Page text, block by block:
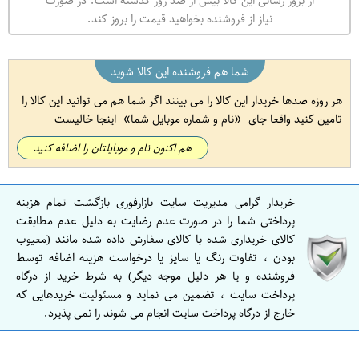
نیاز از فروشنده بخواهید قیمت را بروز کند.
شما هم فروشنده این کالا شوید
هر روزه صدها خریدار این کالا را می بینند اگر شما هم می توانید این کالا را
تامین کنید واقعا جای
نام و شماره موبایل شما اینجا خالیست
هم اکنون نام و موبایلتان را اضافه کنید
خریدار گرامی مدیریت سایت بازارفوری بازگشت تمام هزینه
پرداختی شما را در صورت عدم رضایت به دلیل عدم مطابقت
کالای خریداری شده با کالای سفارش داده شده مانند (معیوب
بودن ، تفاوت رنگ یا سایز یا درخواست هزینه اضافه توسط
فروشنده و یا هر دلیل موجه دیگر) به شرط خرید از درگاه
پرداخت سایت ، تضمین می نماید و مسئولیت خریدهایی که
خارج از درگاه پرداخت سایت انجام می شوند را نمی پذیرد.